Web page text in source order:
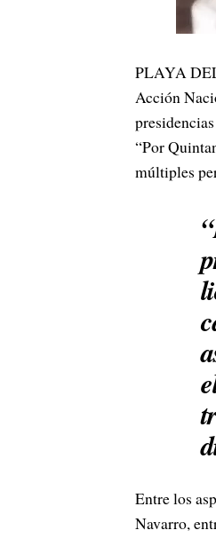
PLAYA
Acción
“Por
múltiples
Entre los
Navarro,